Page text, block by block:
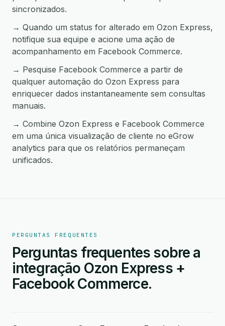
sincronizados.
→ Quando um status for alterado em Ozon Express,
notifique sua equipe e acione uma ação de
acompanhamento em Facebook Commerce.
→ Pesquise Facebook Commerce a partir de
qualquer automação do Ozon Express para
enriquecer dados instantaneamente sem consultas
manuais.
→ Combine Ozon Express e Facebook Commerce
em uma única visualização de cliente no eGrow
analytics para que os relatórios permaneçam
unificados.
PERGUNTAS FREQUENTES
Perguntas frequentes sobre a
integração Ozon Express +
Facebook Commerce.